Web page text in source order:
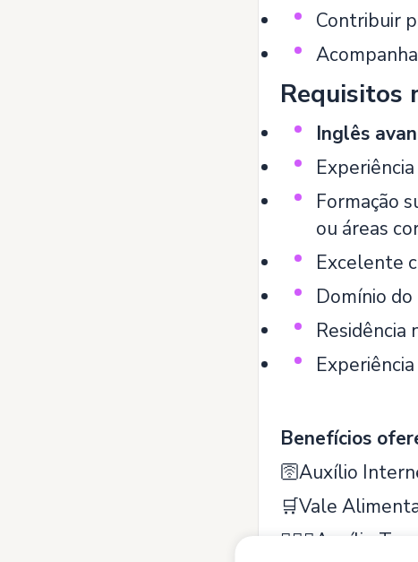
Contribuir
Requisitos
Inglês
Formação
ou áreas
Excelente
Domínio
Residência
Benefícios
🛜Auxílio
🛒Vale
💆🏾‍♀️Auxílio